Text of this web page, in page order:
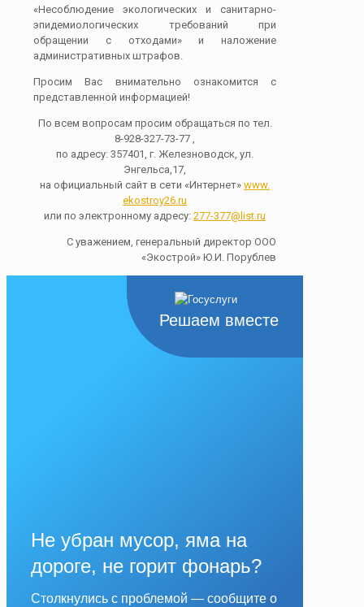
«Несоблюдение экологических и санитарно-
эпидемиологических требований при
обращении с отходами» и наложение
административных штрафов.
Просим Вас внимательно ознакомится с
представленной информацией!
По всем вопросам просим обращаться по тел.
8-928-327-73-77 ,
по адресу: 357401, г. Железноводск, ул.
Энгельса,17,
на официальный сайт в сети «Интернет» www.
ekostroy26.ru
или по электронному адресу: 277-377@list.ru
С уважением, генеральный директор ООО
«Экострой» Ю.И. Порублев
Решаем вместе
Не убран мусор, яма на
дороге, не горит фонарь?
Столкнулись с проблемой — сообщите о